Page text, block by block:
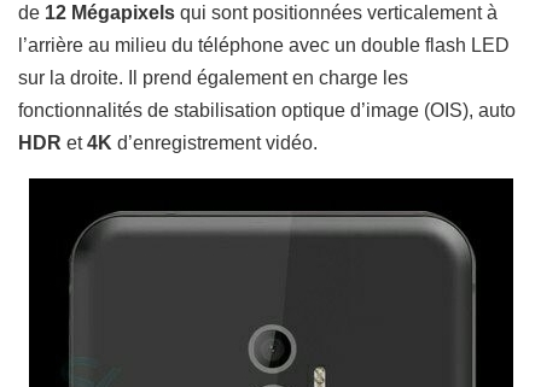
de 12 Mégapixels qui sont positionnées verticalementà
l’arrière au milieu du téléphone avec un double flash LED
sur la droite.
Il prend également en charge les
fonctionnalités de stabilisation optique d’image (OIS), auto
HDR et4K d’enregistrement vidéo.